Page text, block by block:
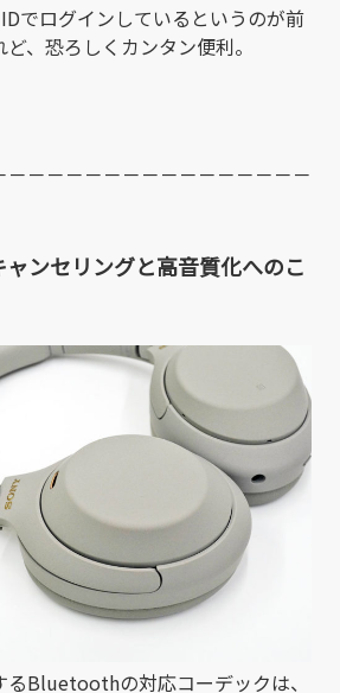
でログインしているというのが前
、恐ろしくカンタン便利。
－－－－－－－－－－－－－－－－
ンセリングと高音質化へのこ
るBluetoothの対応コーデックは、